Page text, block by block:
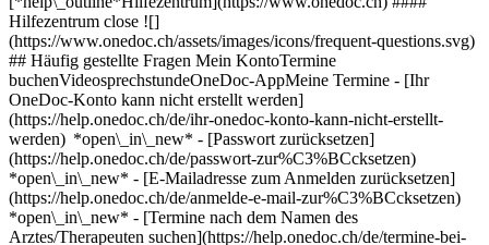
Hilfezentrum close ![]
(https://www.onedoc.ch/assets/images/icons/frequent-questions.svg)
## Häufig gestellte Fragen Mein KontoTermine
buchenVideosprechstundeOneDoc-AppMeine Termine - [Ihr
OneDoc-Konto kann nicht erstellt werden]
(https://help.onedoc.ch/de/ihr-onedoc-konto-kann-nicht-erstellt-
werden) *open\_in\_new* - [Passwort zurücksetzen]
(https://help.onedoc.ch/de/passwort-zur%C3%BCcksetzen)
*open\_in\_new* - [E-Mailadresse zum Anmelden zurücksetzen]
(https://help.onedoc.ch/de/anmelde-e-mail-zur%C3%BCcksetzen)
*open\_in\_new* - [Termine nach dem Namen des
Arztes/Therapeuten suchen](https://help.onedoc.ch/de/termine-bei-